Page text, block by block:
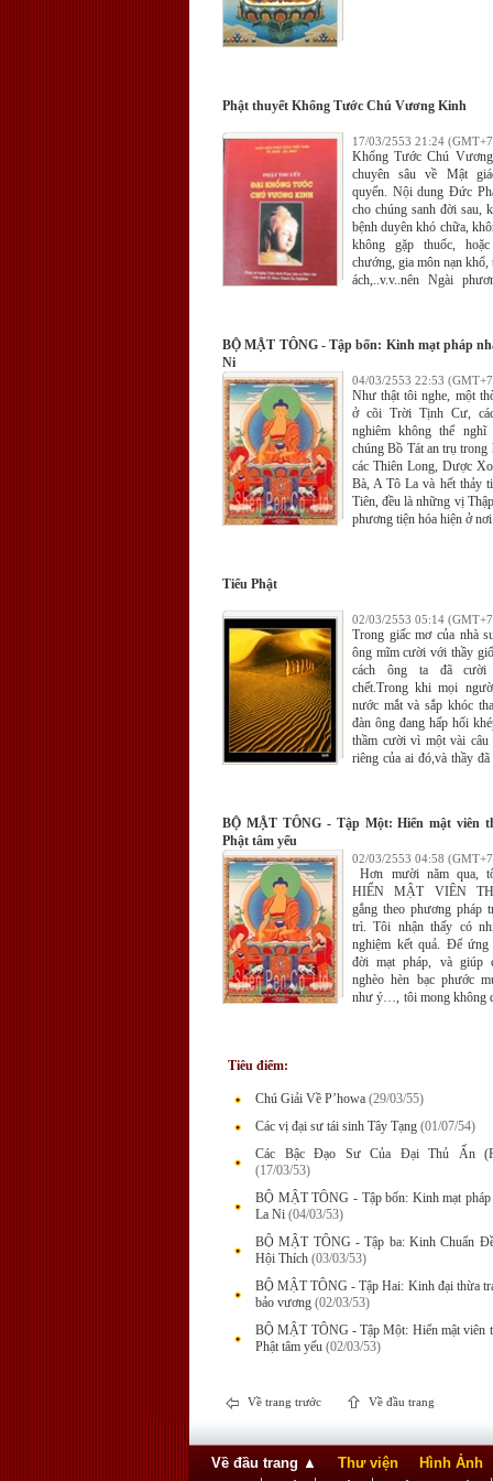
Phật thuyết Khổng Tước Chú Vương Kinh
17/03/2553 21:24
Khổng Tước Chú
chuyên sâu về Mật
quyển. Nội dung Đức
cho chúng sanh đời sau,
bệnh duyên khó chữa,
không gặp thuốc,
chướng, gia môn nạn khổ,
ách,..v.v..nên Ngài
bày pháp môn bí yếu, chỉ
vui.
BỘ MẬT TÔNG - Tập bốn: Kinh mạt pháp
Ni
04/03/2553 22:53
Như thật tôi nghe, một
ở cõi Trời Tịnh Cư,
nghiêm không thể nghĩ
chúng Bồ Tát an trụ trong
các Thiên Long, Dược
Bà, A Tô La và hết thảy
Tiên, đều là những vị
phương tiện hóa hiện ở
Tiểu Phật
02/03/2553 05:14
Trong giấc mơ của nhà
ông mĩm cười với thầy
cách ông ta đã
chết.Trong khi mọi
nước mắt và sắp khóc
đàn ông đang hấp hối
thầm cười vì một vài câu
riêng của ai đó,và thầy
thào của ông ta như thể
BỘ MẬT TÔNG - Tập Một: Hiển mật viên
Phật tâm yếu
02/03/2553 04:58
Hơn mười năm qua,
HIỂN MẬT VIÊN
gắng theo phương pháp
trì. Tôi nhận thấy có
nghiệm kết quả. Ðể ứng
đời mạt pháp, và giúp
nghèo hèn bạc phước
như ý…, tôi mong không
kém của mình, đem
Tiêu điểm:
Chú Giải Về P’howa (29/03/55)
Các vị đại sư tái sinh Tây Tạng (01/07/54)
Các Bậc Đạo Sư Của Đại Thủ Ấn
(17/03/53)
BỘ MẬT TÔNG - Tập bốn: Kinh mạt
La Ni (04/03/53)
BỘ MẬT TÔNG - Tập ba: Kinh Chuẩn
Hội Thích (03/03/53)
BỘ MẬT TÔNG - Tập Hai: Kinh đại thừa
bảo vương (02/03/53)
BỘ MẬT TÔNG - Tập Một: Hiển mật viên
Phật tâm yếu (02/03/53)
Về trang trước Về đầu trang
Về đầu trang ▲ Thư viện Hình Ảnh